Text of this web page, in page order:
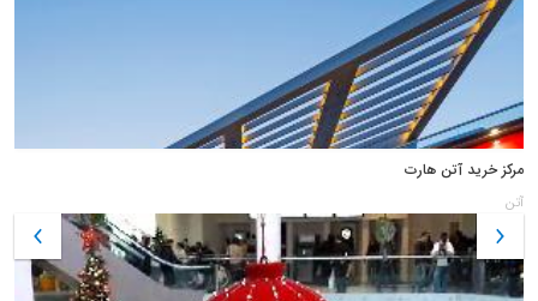
مرکز خرید آتن هارت
آتن